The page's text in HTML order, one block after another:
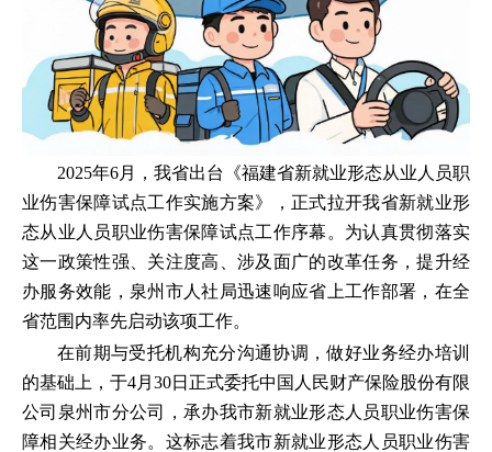
2025年6月，我省出台《福建省新就业形态从业人员职
业伤害保障试点工作实施方案》，正式拉开我省新就业形
态从业人员职业伤害保障试点工作序幕。为认真贯彻落实
这一政策性强、关注度高、涉及面广的改革任务，提升经
办服务效能，泉州市人社局迅速响应省上工作部署，在全
省范围内率先启动该项工作。
在前期与受托机构充分沟通协调，做好业务经办培训
的基础上，于4月30日正式委托中国人民财产保险股份有限
公司泉州市分公司，承办我市新就业形态人员职业伤害保
障相关经办业务。这标志着我市新就业形态人员职业伤害